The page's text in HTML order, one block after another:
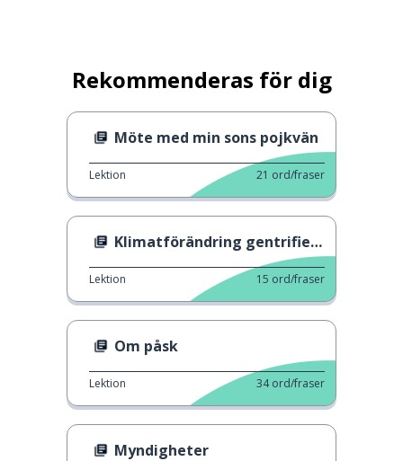
Rekommenderas för dig
Möte med min sons pojkvän
Lektion 21 ord/fraser
Klimatförändring gentrifiering
Lektion 15 ord/fraser
Om påsk
Lektion 34 ord/fraser
Myndigheter